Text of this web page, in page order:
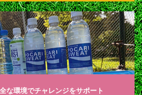
な環境でチャレンジをサポート